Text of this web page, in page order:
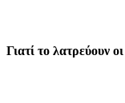
Γιατί το λατρεύουν